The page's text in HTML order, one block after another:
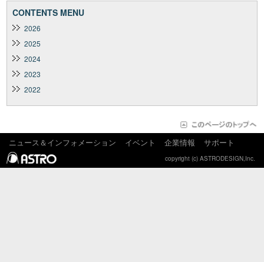
CONTENTS MENU
2026
2025
2024
2023
2022
ニュース＆インフォメーション イベント 企業情報 サポート
copyright (c) ASTRODESIGN,Inc.